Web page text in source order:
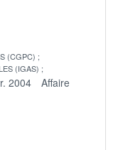
(CGPC)
(IGAS)
2004
Affaire